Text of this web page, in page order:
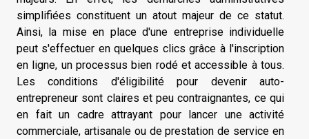
simplifiées constituent un atout majeur de ce statut.
Ainsi, la mise en place d'une entreprise individuelle
peut s'effectuer en quelques clics grâce à l'inscription
en ligne, un processus bien rodé et accessible à tous.
Les conditions d'éligibilité pour devenir auto-
entrepreneur sont claires et peu contraignantes, ce qui
en fait un cadre attrayant pour lancer une activité
commerciale, artisanale ou de prestation de service en